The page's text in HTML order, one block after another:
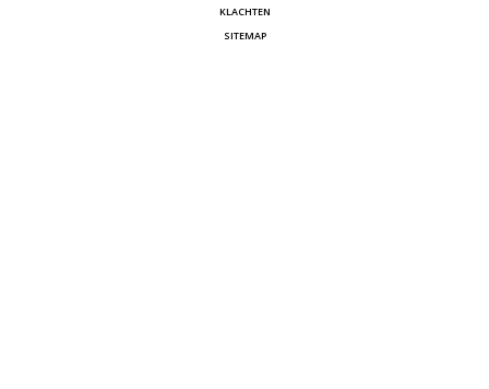
KLACHTEN
SITEMAP